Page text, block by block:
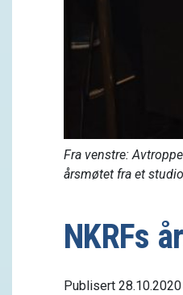
Fra venstre:
årsmøtet fra et
NKRFs
Publisert 28.10.2020